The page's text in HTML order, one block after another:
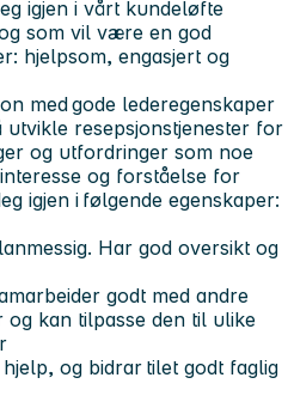
igjen i vårt kundeløfte
som vil være en god
hjelpsom, engasjert og
med gode lederegenskaper
resepsjonstjenester for
og utfordringer som noe
og forståelse for
igjen i følgende egenskaper:
Har god oversikt og
godt med andre
og kan tilpasse den til ulike
og bidrar tilet godt faglig